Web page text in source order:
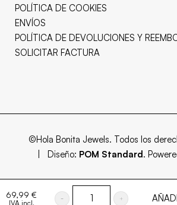
69,99 €
IVA incl.
POLÍTICA DE COOKIES
ENVÍOS
POLÍTICA DE DEVOLUCIONES Y
SOLICITAR FACTURA
©Hola Bonita Jewels. Todos los
| Diseño: POM Standard .